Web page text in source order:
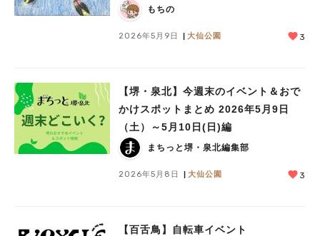
まで
もちの
2026年5月9日 大仙公園 3
【堺・泉北】今週末のイベント＆おで
かけスポットまとめ 2026年5月9日
（土）～5月10日(日)編
まちっと堺・泉北編集部
2026年5月8日 大仙公園 3
【百舌鳥】自転車イベント